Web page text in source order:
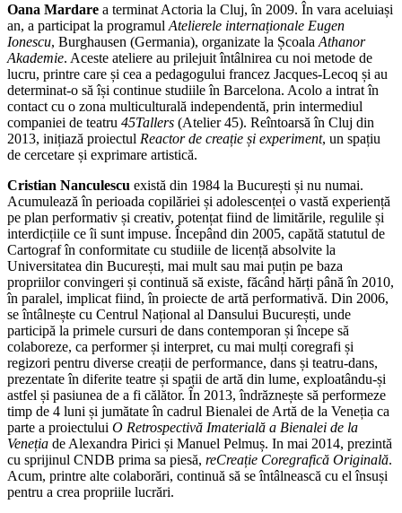
Oana Mardare a terminat Actoria la Cluj, în 2009. În vara aceluiași
an, a participat la programul Atelierele internaționale Eugen
Ionescu, Burghausen (Germania), organizate la Școala Athanor
Akademie. Aceste ateliere au prilejuit întâlnirea cu noi metode de
lucru, printre care și cea a pedagogului francez Jacques-Lecoq și au
determinat-o să își continue studiile în Barcelona. Acolo a intrat în
contact cu o zona multiculturală independentă, prin intermediul
companiei de teatru 45Tallers (Atelier 45). Reîntoarsă în Cluj din
2013, inițiază proiectul Reactor de creație și experiment, un spațiu
de cercetare și exprimare artistică.
Cristian Nanculescu există din 1984 la București și nu numai.
Acumulează în perioada copilăriei și adolescenței o vastă experiență
pe plan performativ și creativ, potențat fiind de limitările, regulile și
interdicțiile ce îi sunt impuse. Începând din 2005, capătă statutul de
Cartograf în conformitate cu studiile de licență absolvite la
Universitatea din București, mai mult sau mai puțin pe baza
propriilor convingeri și continuă să existe, făcând hărți până în 2010,
în paralel, implicat fiind, în proiecte de artă performativă. Din 2006,
se întâlnește cu Centrul Național al Dansului București, unde
participă la primele cursuri de dans contemporan și începe să
colaboreze, ca performer și interpret, cu mai mulți coregrafi și
regizori pentru diverse creații de performance, dans și teatru-dans,
prezentate în diferite teatre și spații de artă din lume, exploatându-și
astfel și pasiunea de a fi călător. În 2013, îndrăznește să performeze
timp de 4 luni și jumătate în cadrul Bienalei de Artă de la Veneția ca
parte a proiectului O Retrospectivă Imaterială a Bienalei de la
Veneția de Alexandra Pirici și Manuel Pelmuș. In mai 2014, prezintă
cu sprijinul CNDB prima sa piesă, reCreație Coregrafică Originală.
Acum, printre alte colaborări, continuă să se întâlnească cu el însuși
pentru a crea propriile lucrări.